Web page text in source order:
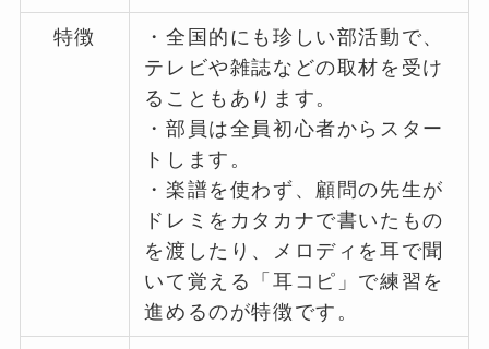
特徴
・全国的にも珍しい部活動で、
テレビや雑誌などの取材を受け
ることもあります。
・部員は全員初心者からスター
トします。
・楽譜を使わず、顧問の先生が
ドレミをカタカナで書いたもの
を渡したり、メロディを耳で聞
いて覚える「耳コピ」で練習を
進めるのが特徴です。